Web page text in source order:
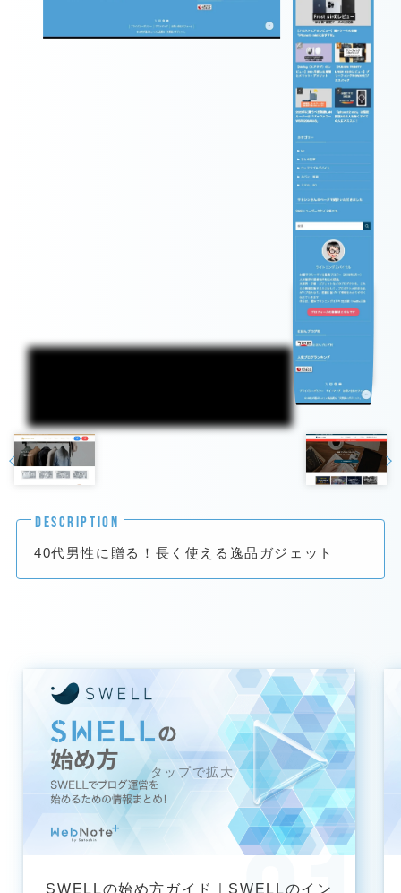
DESCRIPTION
40代男性に贈る！長く使える逸品ガジェット
SWELLの始め方ガイド｜SWELLのイン